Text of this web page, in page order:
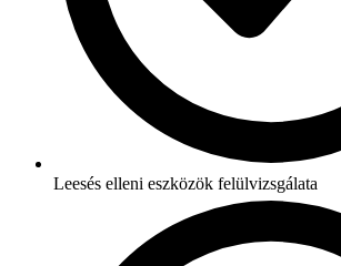
Leesés elleni eszközök felülvizsgálata